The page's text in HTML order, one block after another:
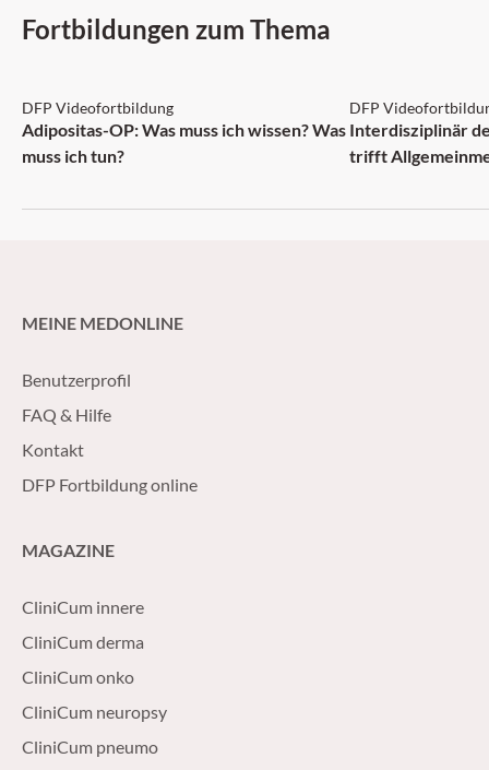
Fortbildungen zum Thema
DFP: 2 Punkte
DFP Videofortbildung
Adipositas-OP: Was muss ich wissen? Was
muss ich tun?
DFP
Interdisziplinär
trifft
MEINE MEDONLINE
Benutzerprofil
FAQ & Hilfe
Kontakt
DFP Fortbildung online
MAGAZINE
CliniCum innere
CliniCum derma
CliniCum onko
CliniCum neuropsy
CliniCum pneumo